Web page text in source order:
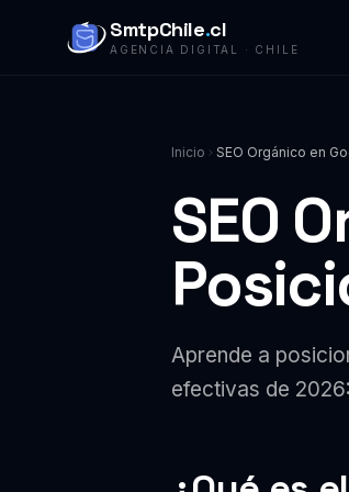
SmtpChile.cl
AGENCIA DIGITAL · CHILE
Inicio SEO Orgánico en
SEO
Aprende a
efectivas de